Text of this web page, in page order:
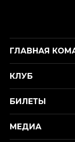
ГЛАВНАЯ
КЛУБ
БИЛЕТЫ
МЕДИА